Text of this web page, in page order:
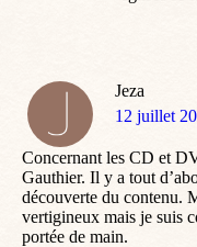
Jeza
dit
12 juillet
Concernant les CD et
Gauthier. Il y a tout
découverte du contenu.
vertigineux mais je suis
portée de main.